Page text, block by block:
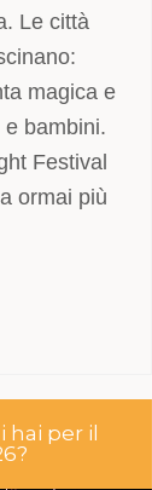
Le città
magica e
bambini.
Festival
ormai più
per il